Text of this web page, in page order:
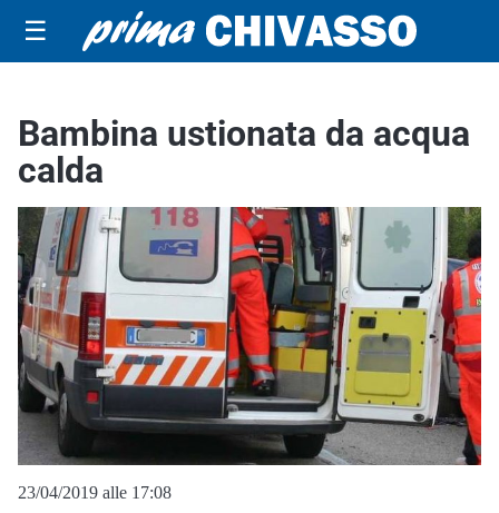
☰
Bambina ustionata da acqua
calda
23/04/2019 alle 17:08